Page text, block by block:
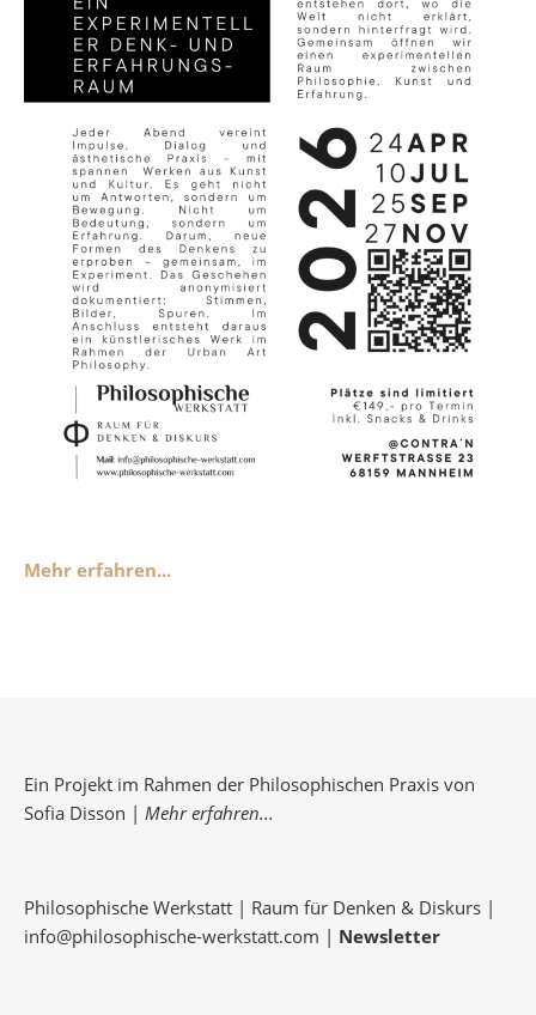
Mehr erfahren...
Ein Projekt im Rahmen der Philosophischen Praxis von
Sofia Disson | Mehr erfahren...
Philosophische Werkstatt | Raum für Denken & Diskurs |
info@philosophische-werkstatt.com | Newsletter